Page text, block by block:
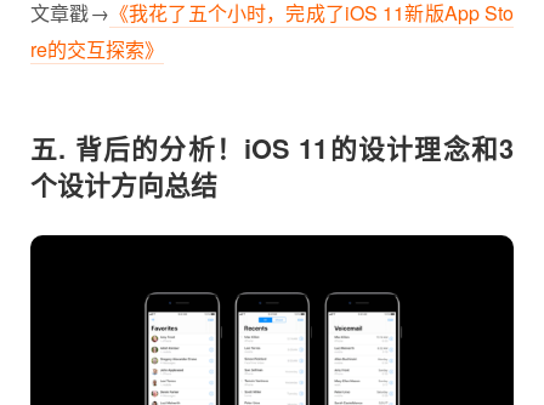
文章戳→ 《我花了五个小时，完成了iOS 11新版App Sto
re的交互探索》
五. 背后的分析！iOS 11的设计理念和3
个设计方向总结